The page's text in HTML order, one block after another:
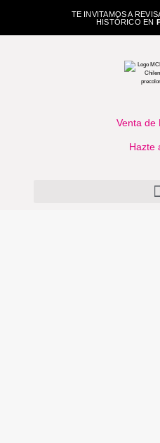
TE INVITAMOS A
HISTÓRICO EN
Venta de
Hazte